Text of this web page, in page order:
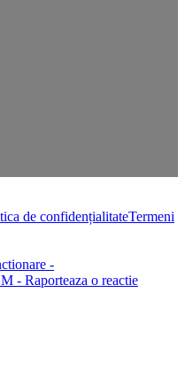
de confidențialitateTermeni
-
- Raporteaza o reactie